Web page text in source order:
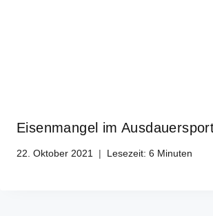
Eisenmangel im
22. Oktober 2021 Lesezeit: 6 Minuten